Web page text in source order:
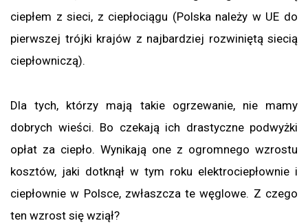
ciepłem z sieci, z ciepłociągu (Polska należy w UE do
pierwszej trójki krajów z najbardziej rozwiniętą siecią
ciepłowniczą).
Dla tych, którzy mają takie ogrzewanie, nie mamy
dobrych wieści. Bo czekają ich drastyczne podwyżki
opłat za ciepło. Wynikają one z ogromnego wzrostu
kosztów, jaki dotknął w tym roku elektrociepłownie i
ciepłownie w Polsce, zwłaszcza te węglowe. Z czego
ten wzrost się wziął?